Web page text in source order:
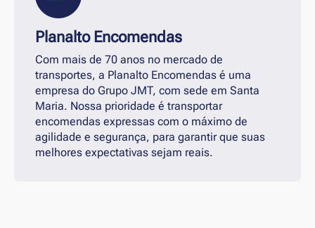
Planalto Encomendas
Com mais de 70 anos no mercado de
transportes, a Planalto Encomendas é uma
empresa do Grupo JMT, com sede em Santa
Maria. Nossa prioridade é transportar
encomendas expressas com o máximo de
agilidade e segurança, para garantir que suas
melhores expectativas sejam reais.